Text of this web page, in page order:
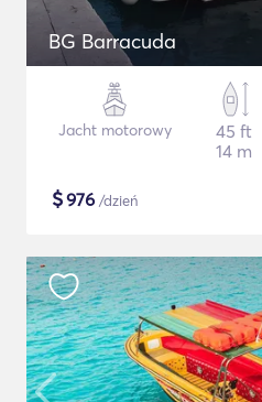
BG Barracuda
Jacht motorowy
45 ft
14 m
$976 /dzień